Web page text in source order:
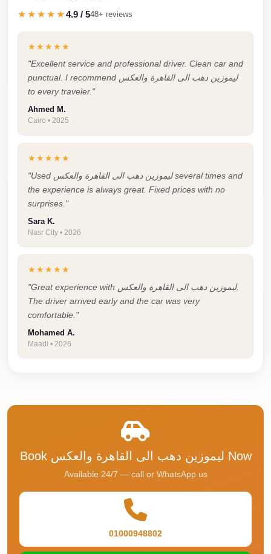
★★★★★4.9 / 548+ reviews
★★★★★
"Excellent service and professional driver. Clean car and
punctual. I recommend ليموزين دهب الى القاهرة والعكس
to every traveler."
Ahmed M.
Cairo • 2025
★★★★★
"Used ليموزين دهب الى القاهرة والعكس several times and
the experience is always great. Fixed prices with no
surprises."
Sara K.
Nasr City • 2026
★★★★★
"Great experience with ليموزين دهب الى القاهرة والعكس.
The driver arrived early and the car was very
comfortable."
Mohamed A.
Maadi • 2026
Book ليموزين دهب الى القاهرة والعكس Now
Available 24/7 — call or WhatsApp us
01000948802
Cairo
Limousine
Companies
Airport
limousine
cairo
airport
limousine
Hurghada
Transfer
from
Cairo
Hurghada
Limousine
Service
Helwan
Heliopolis
Group
Cairo